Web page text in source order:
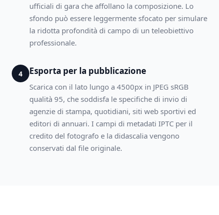
ufficiali di gara che affollano la composizione. Lo
sfondo può essere leggermente sfocato per simulare
la ridotta profondità di campo di un teleobiettivo
professionale.
4 Esporta per la pubblicazione
Scarica con il lato lungo a 4500px in JPEG sRGB
qualità 95, che soddisfa le specifiche di invio di
agenzie di stampa, quotidiani, siti web sportivi ed
editori di annuari. I campi di metadati IPTC per il
credito del fotografo e la didascalia vengono
conservati dal file originale.